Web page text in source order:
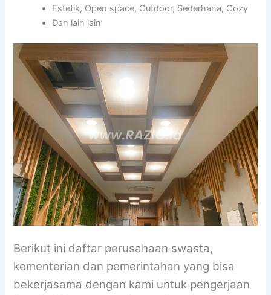
Estetik, Open space, Outdoor, Sederhana, Cozy
Dan lain lain
Berikut ini daftar perusahaan swasta,
kementerian dan pemerintahan yang bisa
bekerjasama dengan kami untuk pengerjaan